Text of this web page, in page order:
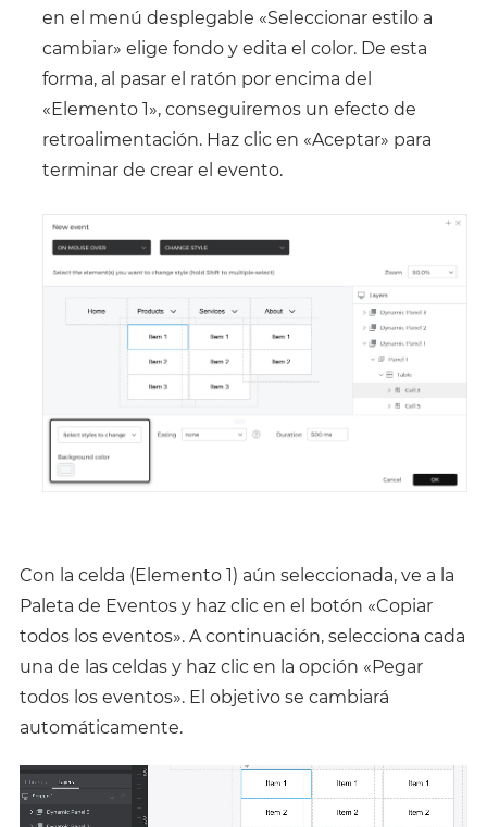
en el menú desplegable «Seleccionar estilo a
cambiar» elige fondo y edita el color. De esta
forma, al pasar el ratón por encima del
«Elemento 1», conseguiremos un efecto de
retroalimentación. Haz clic en «Aceptar» para
terminar de crear el evento.
Con la celda (Elemento 1) aún seleccionada, ve a la
Paleta de Eventos y haz clic en el botón «Copiar
todos los eventos». A continuación, selecciona cada
una de las celdas y haz clic en la opción «Pegar
todos los eventos». El objetivo se cambiará
automáticamente.